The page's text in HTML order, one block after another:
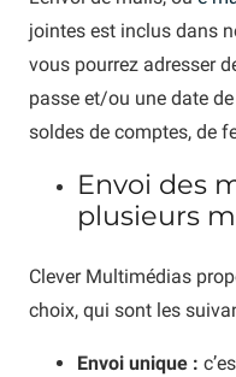
jointes est inclus dans
vous pourrez adresser
passe et/ou une date
soldes de comptes, de
Envoi des
plusieurs
Clever Multimédias
choix, qui sont les
Envoi unique :